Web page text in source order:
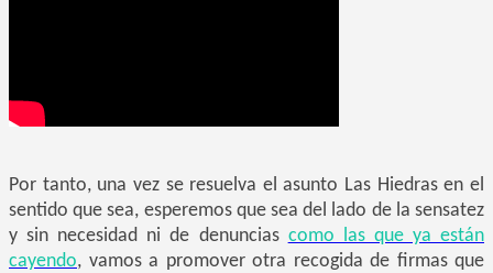
Por tanto, una vez se resuelva el asunto Las Hiedras en el
sentido que sea, esperemos que sea del lado de la sensatez
y sin necesidad ni de denuncias como las que ya están
cayendo, vamos a promover otra recogida de firmas que